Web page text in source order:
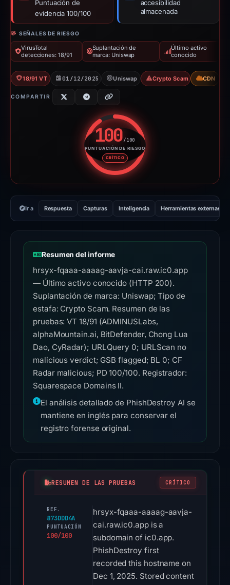
Puntuación de
evidencia 100/100
accesibilidad
almacenada
SEÑALES DE RIESGO
VirusTotal
detecciones: 18/91
Suplantación de
marca: Uniswap
Último activo
conocido
18/91 VT 01/12/2025 Uniswap Crypto Scam CDN
COMPARTIR
100/100
PUNTUACIÓN DE RIESGO
CRÍTICO
Puntuación de riesgo: 100
Ir a Respuesta Capturas Inteligencia Herramientas externas
Resumen del informe
hrsyx-fqaaa-aaaag-aavja-cai.raw.ic0.app
— Último activo conocido (HTTP 200).
Suplantación de marca: Uniswap; Tipo de
estafa: Crypto Scam. Resumen de las
pruebas: VT 18/91 (ADMINUSLabs,
alphaMountain.ai, BitDefender, Chong Lua
Dao, CyRadar); URLQuery 0; URLScan no
malicious verdict; GSB flagged; BL 0; CF
Radar malicious; PD 100/100. Registrador:
Squarespace Domains II.
El análisis detallado de PhishDestroy AI se
mantiene en inglés para conservar el
registro forense original.
RESUMEN DE LAS PRUEBAS CRÍTICO
REF.
873DDD4A
PUNTUACIÓN
100/100
hrsyx-fqaaa-aaaag-aavja-
cai.raw.ic0.app is a
subdomain of ic0.app.
PhishDestroy first
recorded this hostname on
Dec 1, 2025. Stored content